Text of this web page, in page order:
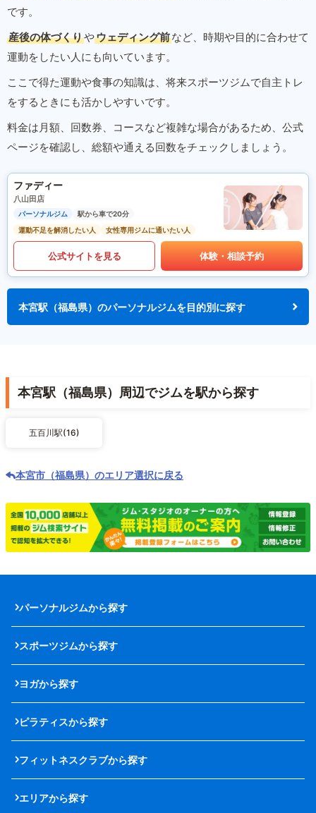
です。
産後の体づくりやウェディング前など、時期や目的に合わせて
運動をしたい人にも向いています。
ここで得た運動や食事の知識は、将来スポーツジムで自主トレ
をするときにも活かしやすいです。
料金は月額、回数券、コースなど複雑な場合があるため、公式
ページを確認し、総額や通える回数をチェックしましょう。
ファディー
八山田店
パーソナルジム
駅から車で20分
運動不足を解消したい人
女性専用ジムに通いたい人
公式サイトを見る 体験・相談予約
本宮駅（福島県）のパーソナルジムを目的別に探す
本宮駅（福島県）周辺でジムを駅から探す
五百川駅(16)
本宮市（福島県）のエリア選択に戻る
パーソナルジムから探す
スポーツジムから探す
ヨガから探す
ピラティスから探す
フィットネスクラブから探す
エリアから探す